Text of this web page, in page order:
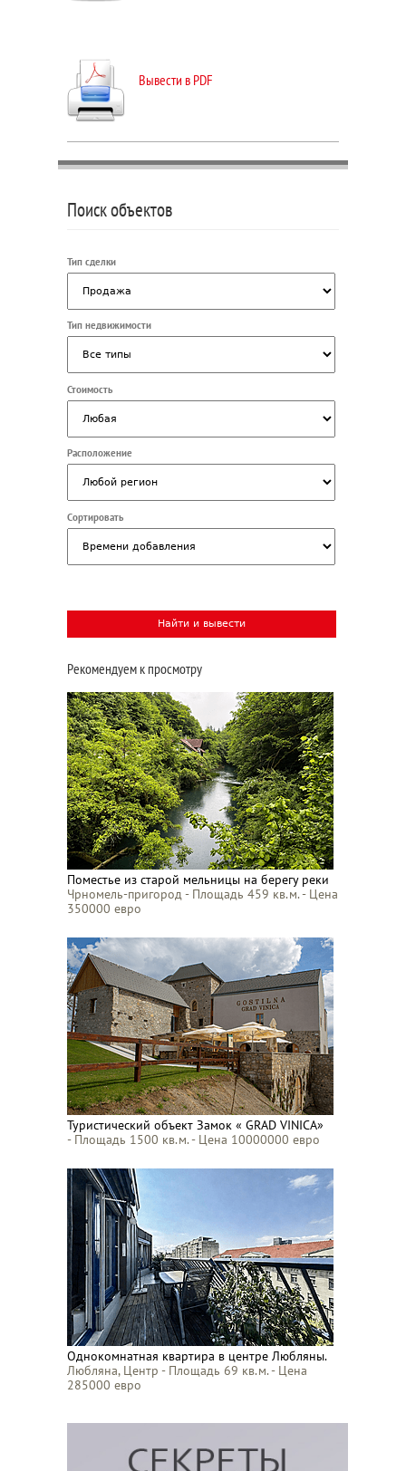
Вывести в PDF
Поиск объектов
Тип сделки
Тип недвижимости
Стоимость
Расположение
Сортировать
Рекомендуем к просмотру
Поместье из старой мельницы на берегу реки
Чрномель-пригород - Площадь 459 кв.м. - Цена
350000 евро
Туристический объект Замок « GRAD VINICA»
- Площадь 1500 кв.м. - Цена 10000000 евро
Однокомнатная квартира в центре Любляны.
Любляна, Центр - Площадь 69 кв.м. - Цена
285000 евро